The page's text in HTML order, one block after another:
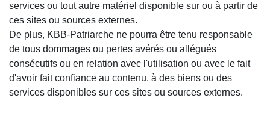
services ou tout autre matériel disponible sur ou à partir de
ces sites ou sources externes.
De plus, KBB-Patriarche ne pourra être tenu responsable
de tous dommages ou pertes avérés ou allégués
consécutifs ou en relation avec l'utilisation ou avec le fait
d'avoir fait confiance au contenu, à des biens ou des
services disponibles sur ces sites ou sources externes.